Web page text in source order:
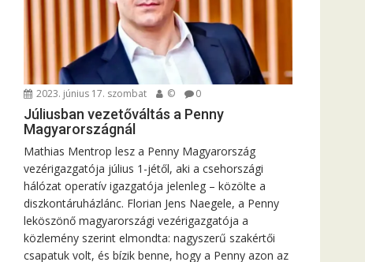
2023. június 17. szombat © 0
Júliusban vezetőváltás a Penny
Magyarországnál
Mathias Mentrop lesz a Penny Magyarország
vezérigazgatója július 1-jétől, aki a csehországi
hálózat operatív igazgatója jelenleg – közölte a
diszkontáruházlánc. Florian Jens Naegele, a Penny
leköszönő magyarországi vezérigazgatója a
közlemény szerint elmondta: nagyszerű szakértői
csapatuk volt, és bízik benne, hogy a Penny azon az